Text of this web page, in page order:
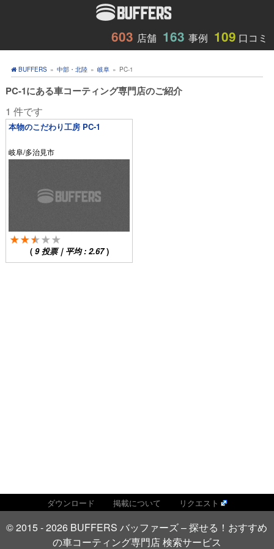
603 店舗 163 事例 109 口コミ
BUFFERS » 中部・北陸 » 岐阜 » PC-1
PC-1にある車コーティング専門店のご紹介
1 件です
本物のこだわり工房 PC-1
岐阜/多治見市
( 9投票｜平均 : 2.67)
ダウンロード 掲載について リクエスト
© 2015 - 2026 BUFFERS バッファーズ – 探せる！おすすめ
の車コーティング専門店 検索サービス